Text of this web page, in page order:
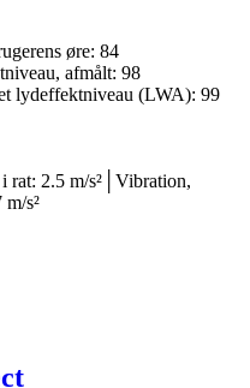
øre: 84
afmålt: 98
lydeffektniveau (LWA): 99
rat: 2.5 m/s²│Vibration,
s²